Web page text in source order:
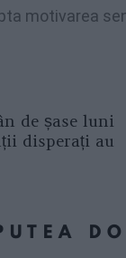
motivarea
de șase luni
disperați au